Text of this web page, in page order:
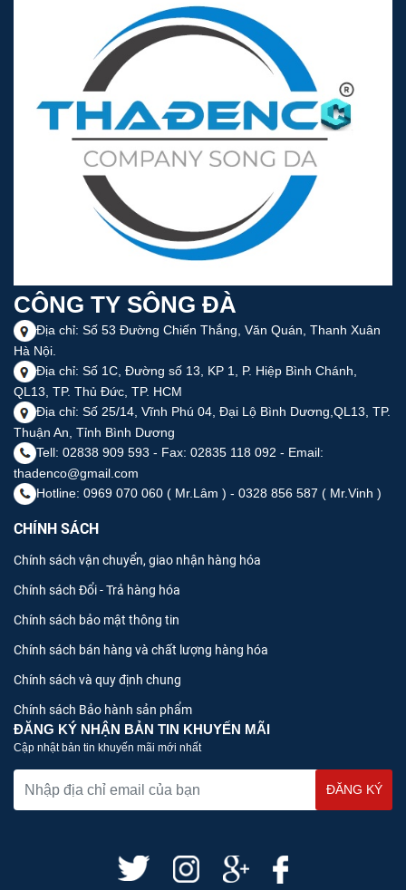
CÔNG TY SÔNG ĐÀ
Địa chỉ: Số 53 Đường Chiến Thắng, Văn Quán, Thanh Xuân
Hà Nội.
Địa chỉ: Số 1C, Đường số 13, KP 1, P. Hiệp Bình Chánh,
QL13, TP. Thủ Đức, TP. HCM
Địa chỉ: Số 25/14, Vĩnh Phú 04, Đại Lộ Bình Dương,QL13, TP.
Thuận An, Tỉnh Bình Dương
Tell: 02838 909 593 - Fax: 02835 118 092 - Email:
thadenco@gmail.com
Hotline: 0969 070 060 ( Mr.Lâm ) - 0328 856 587 ( Mr.Vinh )
CHÍNH SÁCH
Chính sách vận chuyển, giao nhận hàng hóa
Chính sách Đổi - Trả hàng hóa
Chính sách bảo mật thông tin
Chính sách bán hàng và chất lượng hàng hóa
Chính sách và quy định chung
Chính sách Bảo hành sản phẩm
ĐĂNG KÝ NHẬN BẢN TIN KHUYẾN MÃI
Cập nhật bản tin khuyến mãi mới nhất